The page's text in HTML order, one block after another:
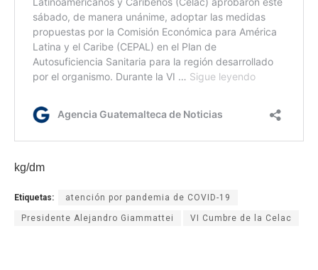
kg/dm
Etiquetas: atención por pandemia de COVID-19
Presidente Alejandro Giammattei VI Cumbre de la Celac